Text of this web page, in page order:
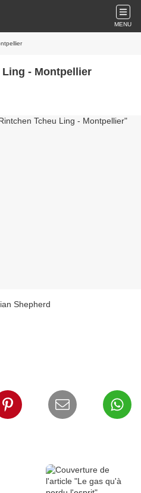
MENU
- Montpellier